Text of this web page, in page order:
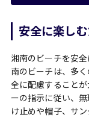
安全に楽し
湘南のビーチを安
南のビーチは、多
全に配慮すること
ーの指示に従い、
け止めや帽子、サ